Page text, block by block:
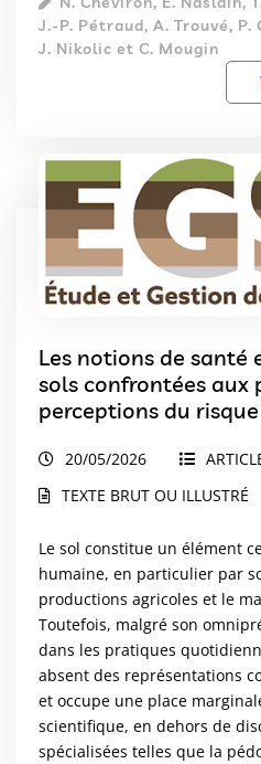
J.-P. Pétraud, A. Trouvé, P.
J. Nikolic et C. Mougin
Les notions de santé
sols confrontées aux
perceptions du
20/05/2026
TEXTE BRUT OU ILLUSTRÉ
Le sol constitue un élément
humaine, en particulier par
productions agricoles et le
Toutefois, malgré son
dans les pratiques
absent des représentations
et occupe une place
scientifique, en dehors de
spécialisées telles que la